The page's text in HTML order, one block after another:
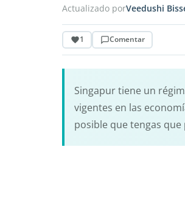
Actualizado porVeedushi
1 Comentar
Singapur tiene un
vigentes en las
posible que tengas